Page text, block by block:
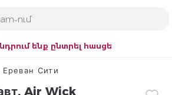
ենք ընտրել հասցե
Сити
Air Wick